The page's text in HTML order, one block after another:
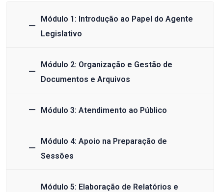
Módulo 1: Introdução ao Papel do Agente
Legislativo
Módulo 2: Organização e Gestão de
Documentos e Arquivos
Módulo 3: Atendimento ao Público
Módulo 4: Apoio na Preparação de
Sessões
Módulo 5: Elaboração de Relatórios e